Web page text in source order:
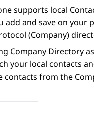
supports local
and save on
(Company)
Company Directory
your local contacts
from the